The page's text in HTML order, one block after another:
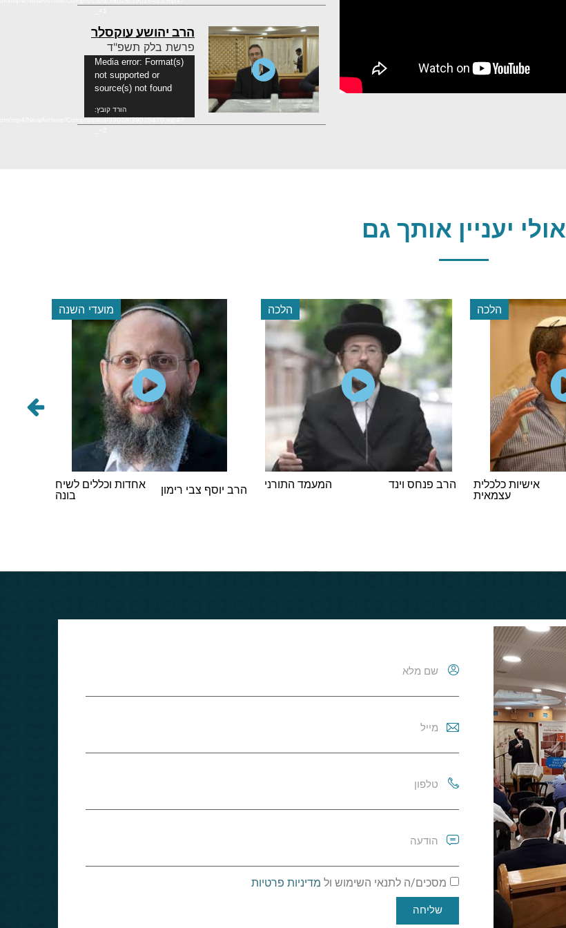
הרב יהושע עוקסלר
פרשת בלק תשפ"ד
Media error: Format(s)
not supported or
source(s) not found
הורד קובץ:
mp4/NewArchive/Compressed/39028/39028470.mp4?
אולי יעניין אותך גם
הלכה
אישיות כלכלית
עצמאית
הלכה
הרב פנחס וינד המעמד התורני
מועדי השנה
הרב יוסף צבי רימון
אחדות וכללים לשיח
בונה
מסכים/ה לתנאי השימוש ול מדיניות פרטיות
שליחה